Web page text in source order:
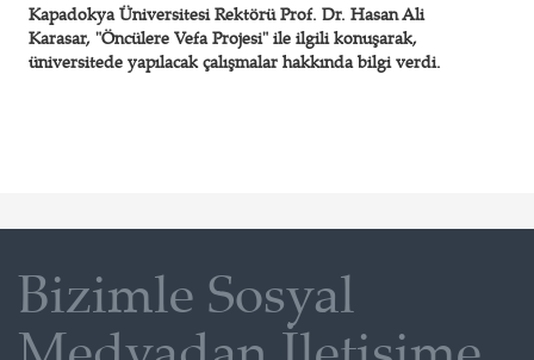
Kapadokya Üniversitesi Rektörü Prof. Dr. Hasan Ali
Karasar, "Öncülere Vefa Projesi" ile ilgili konuşarak,
üniversitede yapılacak çalışmalar hakkında bilgi verdi.
Bizimle Sosyal